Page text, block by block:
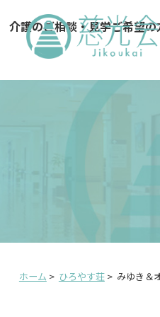
介護のご相談・見学ご希望の
ホーム > ひろやす荘> みゆき＆